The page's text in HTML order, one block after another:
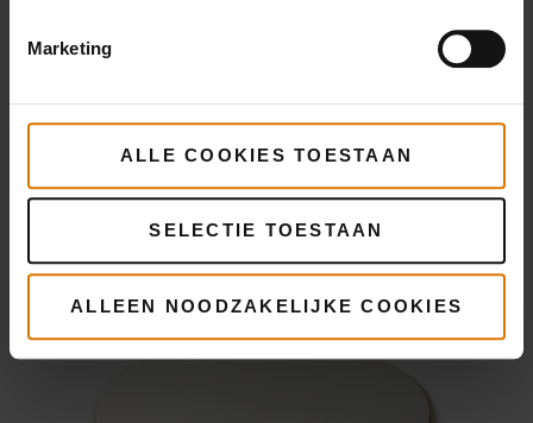
Marketing
ALLE COOKIES TOESTAAN
SELECTIE TOESTAAN
ALLEEN NOODZAKELIJKE COOKIES
pizzasteen
Wanneer u een Master-Touch GBS barbecue
heeft of wanneer u het speciale GBS grillrooster
heeft aangeschaft, dan kunt u gebruik maken
van deze pizzasteen.
PIZZASTEEN